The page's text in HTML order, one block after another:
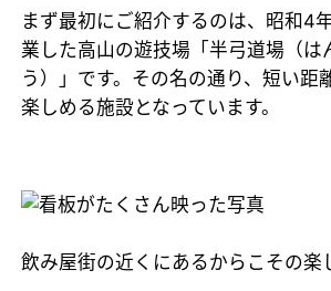
まず最初にご紹介するのは、昭和4
業した高山の遊技場「半弓道場（は
う）」です。その名の通り、短い距
楽しめる施設となっています。
飲み屋街の近くにあるからこその楽